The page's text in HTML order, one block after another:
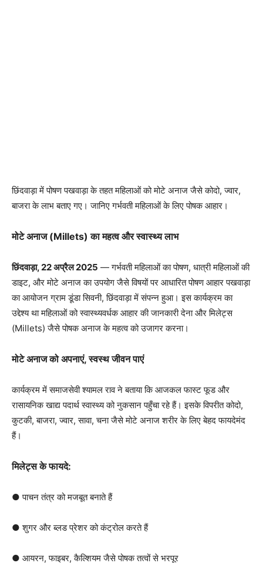
छिंदवाड़ा में पोषण पखवाड़ा के तहत महिलाओं को मोटे अनाज जैसे कोदो, ज्वार,
बाजरा के लाभ बताए गए। जानिए गर्भवती महिलाओं के लिए पोषक आहार।
मोटे अनाज (Millets) का महत्व और स्वास्थ्य लाभ
छिंदवाड़ा, 22 अप्रैल 2025 — गर्भवती महिलाओं का पोषण, धात्री महिलाओं की
डाइट, और मोटे अनाज का उपयोग जैसे विषयों पर आधारित पोषण आहार पखवाड़ा
का आयोजन ग्राम डूंडा सिवनी, छिंदवाड़ा में संपन्न हुआ। इस कार्यक्रम का
उद्देश्य था महिलाओं को स्वास्थ्यवर्धक आहार की जानकारी देना और मिलेट्स
(Millets) जैसे पोषक अनाज के महत्व को उजागर करना।
मोटे अनाज को अपनाएं, स्वस्थ जीवन पाएं
कार्यक्रम में समाजसेवी श्यामल राव ने बताया कि आजकल फास्ट फूड और
रासायनिक खाद्य पदार्थ स्वास्थ्य को नुकसान पहुँचा रहे हैं। इसके विपरीत कोदो,
कुटकी, बाजरा, ज्वार, सावा, चना जैसे मोटे अनाज शरीर के लिए बेहद फायदेमंद
हैं।
मिलेट्स के फायदे:
● पाचन तंत्र को मजबूत बनाते हैं
● शुगर और ब्लड प्रेशर को कंट्रोल करते हैं
● आयरन, फाइबर, कैल्शियम जैसे पोषक तत्वों से भरपूर